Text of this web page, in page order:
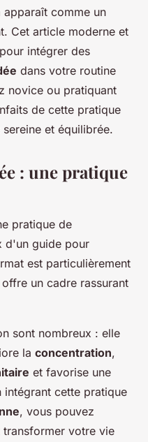
apparaît comme un
Cet article moderne et
intégrer des
dans votre routine
novice ou pratiquant
de cette pratique
et équilibrée.
: une pratique
pratique de
d'un guide pour
est particulièrement
un cadre rassurant
sont nombreux : elle
la concentration,
et favorise une
intégrant cette pratique
, vous pouvez
votre vie